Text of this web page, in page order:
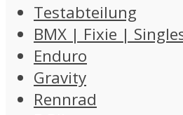
Testabteilung
BMX | Fixie |
Enduro
Gravity
Rennrad